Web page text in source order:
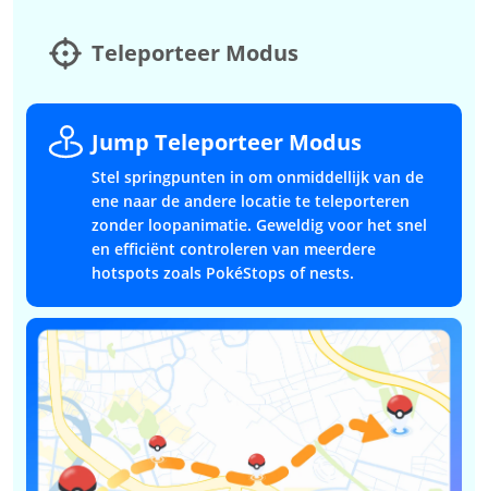
Teleporteer Modus
Jump Teleporteer Modus
Stel springpunten in om onmiddellijk van de
ene naar de andere locatie te teleporteren
zonder loopanimatie. Geweldig voor het snel
en efficiënt controleren van meerdere
hotspots zoals PokéStops of nests.